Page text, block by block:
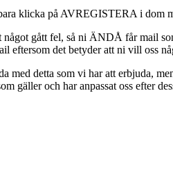
klicka på AVREGISTERA i dom
gått fel, så ni ÄNDÅ får mail
eftersom det betyder att ni vill oss
med detta som vi har att erbjuda,
gäller och har anpassat oss efter